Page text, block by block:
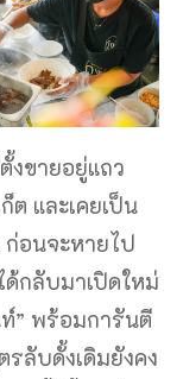
งขายอยู่แถว
ต และเคยเป็น
ก่อนจะหายไป
กลับมาเปิดใหม่
” พร้อมการันตี
ลับดั้งเดิมยังคง